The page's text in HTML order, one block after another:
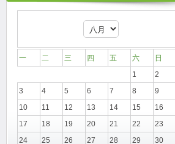
一 二 三 四 五 六
日
1
2
3
4 5 6 7 8
9
10
11 12 13 14 15
16
17
18 19 20 21 22
23
24
25 26 27 28 29
30